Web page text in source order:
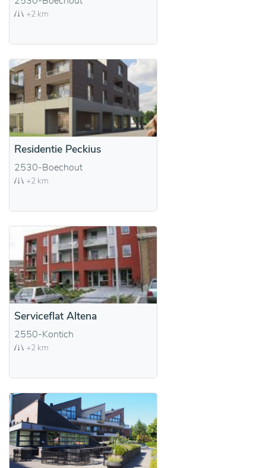
+2 km
Residentie Peckius
2530-Boechout
+2 km
Serviceflat Altena
2550-Kontich
+2 km